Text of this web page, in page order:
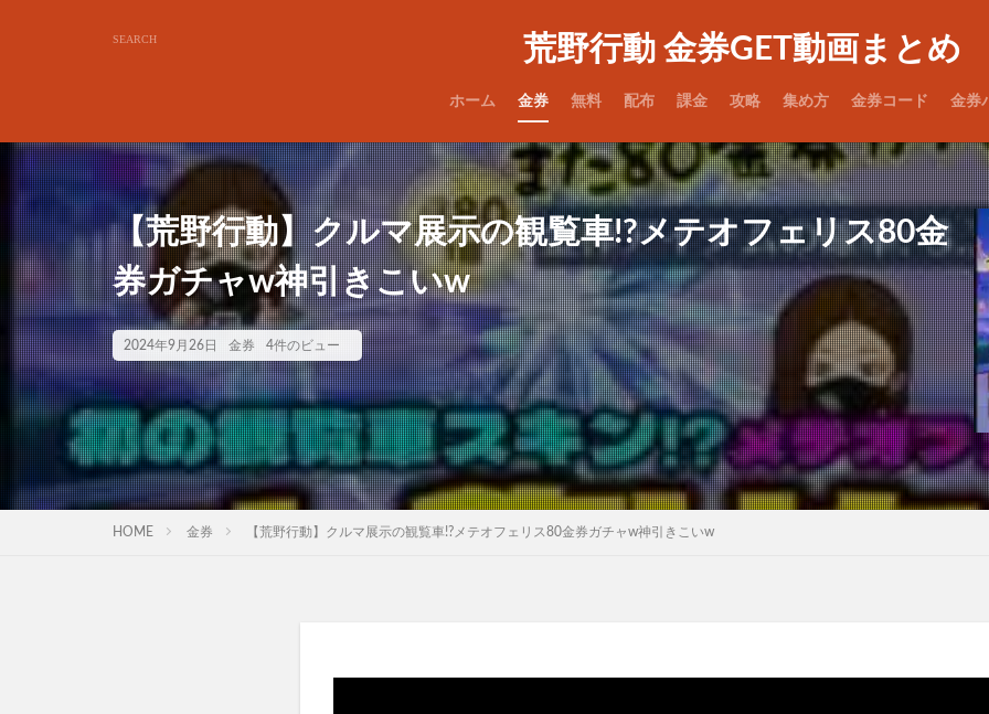
荒野行動 金券GET動画まとめ
ホーム 金券 無料 配布 課金 攻略 集め方 金券コード 金券
【荒野行動】クルマ展示の観覧車!?メテオフェリス80金
券ガチャw神引きこいw
2024年9月26日 金券 4件のビュー
HOME 金券 【荒野行動】クルマ展示の観覧車!?メテオフェリス80金券ガチャw神引きこいw